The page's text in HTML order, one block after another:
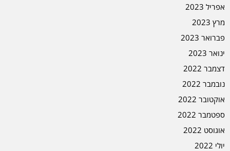
אפריל 2023
מרץ 2023
פברואר 2023
ינואר 2023
דצמבר 2022
נובמבר 2022
אוקטובר 2022
ספטמבר 2022
אוגוסט 2022
יולי 2022